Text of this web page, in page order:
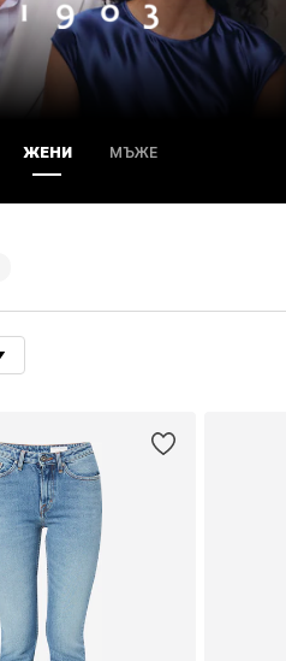
ЖЕНИ МЪЖЕ